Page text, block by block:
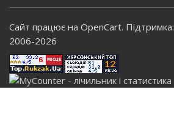
Сайт працює на OpenCart. Підтримка:
2006-2026